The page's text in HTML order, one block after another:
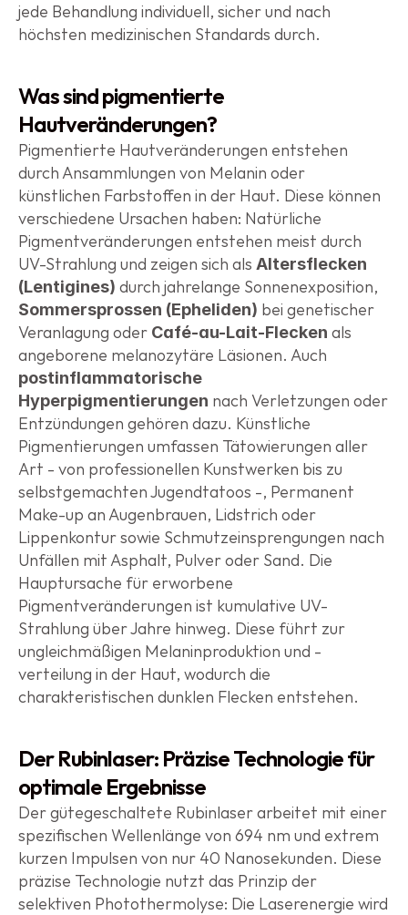
jede Behandlung individuell, sicher und nach
höchsten medizinischen Standards durch.
Was sind pigmentierte
Hautveränderungen?
Pigmentierte Hautveränderungen entstehen
durch Ansammlungen von Melanin oder
künstlichen Farbstoffen in der Haut. Diese können
verschiedene Ursachen haben: Natürliche
Pigmentveränderungen entstehen meist durch
UV-Strahlung und zeigen sich als Altersflecken
(Lentigines)
Sommersprossen (Epheliden) bei genetischer
Veranlagung oder Café-au-Lait-Flecken als
postinflammatorische
Hyperpigmentierungen nach Verletzungen oder
Entzündungen gehören dazu. Künstliche
Pigmentierungen umfassen Tätowierungen aller
Art - von professionellen Kunstwerken bis zu
selbstgemachten Jugendtatoos -, Permanent
Make-up an Augenbrauen, Lidstrich oder
Lippenkontur sowie Schmutzeinsprengungen nach
Unfällen mit Asphalt, Pulver oder Sand. Die
Hauptursache für erworbene
Pigmentveränderungen ist kumulative UV-
Strahlung über Jahre hinweg. Diese führt zur
ungleichmäßigen Melaninproduktion und -
verteilung in der Haut, wodurch die
charakteristischen dunklen Flecken entstehen.
Der Rubinlaser: Präzise Technologie für
optimale Ergebnisse
Der gütegeschaltete Rubinlaser arbeitet mit einer
spezifischen Wellenlänge von 694 nm und extrem
kurzen Impulsen von nur 40 Nanosekunden. Diese
präzise Technologie nutzt das Prinzip der
selektiven Photothermolyse: Die Laserenergie wird